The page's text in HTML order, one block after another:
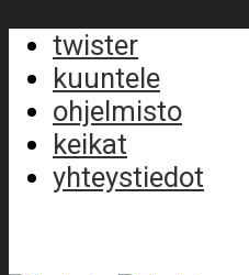
twister
kuuntele
ohjelmisto
keikat
yhteystiedot